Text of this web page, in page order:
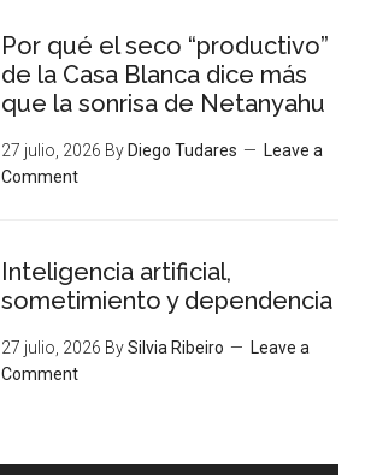
Por qué el seco “productivo”
de la Casa Blanca dice más
que la sonrisa de Netanyahu
27 julio, 2026 By Diego Tudares
Leave a
Comment
Inteligencia artificial,
sometimiento y dependencia
27 julio, 2026 BySilvia Ribeiro
Leave a
Comment